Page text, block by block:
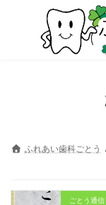
ふれあい歯科ごとう
ごとう通信